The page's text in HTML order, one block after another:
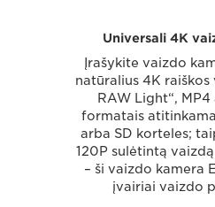
Universali 4K
Įrašykite vaizdo
natūralius 4K raiškos
RAW Light“, MP4
formatais
arba SD korteles;
120P sulėtintą
– ši vaizdo kamera
įvairiai vaizdo